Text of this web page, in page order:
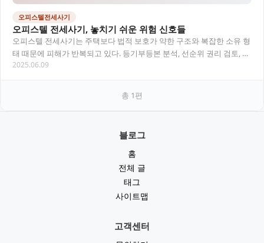
오피스텔전세사기
오피스텔 전세사기, 놓치기 쉬운 위험 신호들
오피스텔 전세사기는 주택보다 법적 보호가 약한 구조와 복잡한 소유 형
태 때문에 피해가 반복되고 있다. 등기부등본 분석, 선순위 권리 검토, 법
률상담을 통한 사전 확인이 필수적이며,…
2025.06.09
총 1편
블로그
홈
전체 글
태그
사이트맵
고객센터